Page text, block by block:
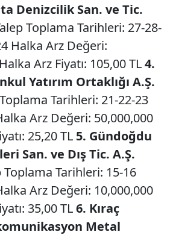
Denizcilik San. ve Tic.
Toplama Tarihleri: 27-28-
Halka Arz Değeri:
Arz Fiyatı: 105,00 TL4.
Yatırım Ortaklığı A.Ş.
Tarihleri: 21-22-23
Arz Değeri: 50,000,000
25,20 TL 5. Gündoğdu
San. ve Dış Tic. A.Ş.
Toplama Tarihleri: 15-16
Arz Değeri: 10,000,000
35,00 TL6. Kıraç
Metal